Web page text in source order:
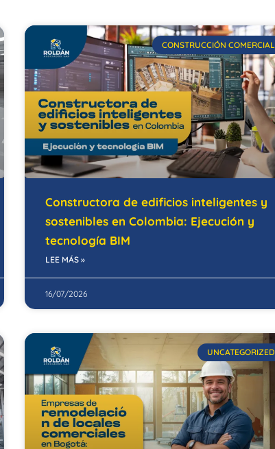
CONSTRUCCIÓN COMERCIAL
Constructora de edificios inteligentes y
sostenibles en Colombia: Ejecución y
tecnología BIM
LEE MÁS »
16/07/2026
UNCATEGORIZED